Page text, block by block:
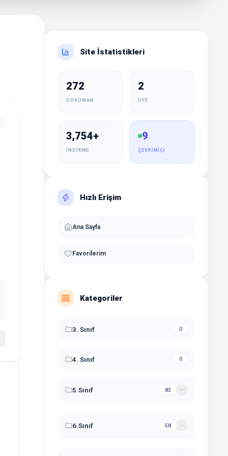
Site İstatistikleri
272
DÖKÜMAN
2
ÜYE
3,754+
İNDIRME
9
ÇEVRIMIÇI
Hızlı Erişim
Ana Sayfa
Favorilerim
Kategoriler
3. Sınıf 0
4. Sınıf 0
5.Sınıf 83
6.Sınıf 58